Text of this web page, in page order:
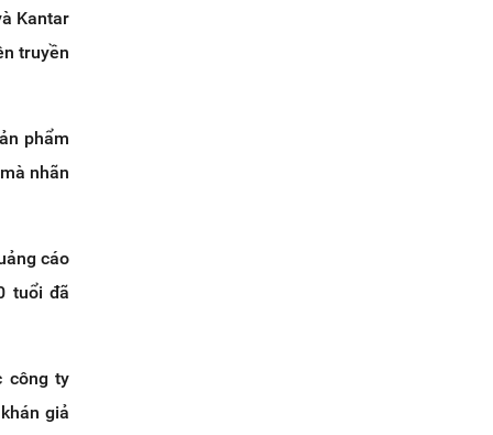
Kantar
truyền
phẩm
nhãn
cáo
tuổi đã
công ty
giả